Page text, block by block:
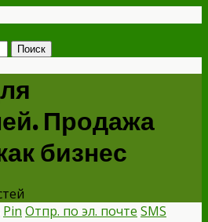
Продажа
бизнес
Pin Отпр. по эл. почте SMS